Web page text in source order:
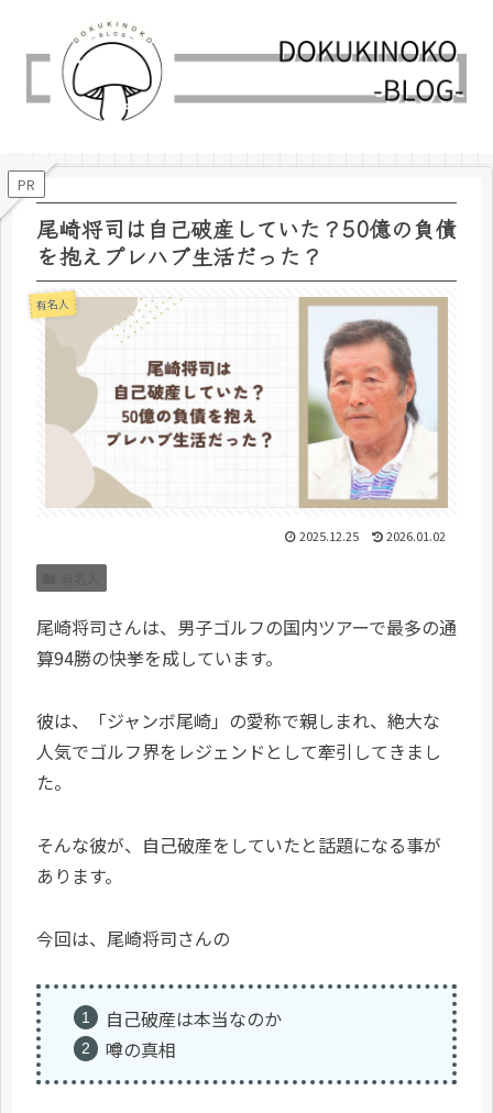
PR
尾崎将司は自己破産していた？50億の負債
を抱えプレハブ生活だった？
有名人
2025.12.25 2026.01.02
尾崎将司さんは、男子ゴルフの国内ツアーで最多の通
算94勝の快挙を成しています。
彼は、「ジャンボ尾崎」の愛称で親しまれ、絶大な
人気でゴルフ界をレジェンドとして牽引してきまし
た。
そんな彼が、自己破産をしていたと話題になる事が
あります。
今回は、尾崎将司さんの
自己破産は本当なのか
噂の真相